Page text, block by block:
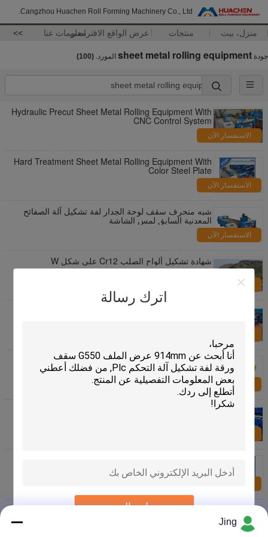
Cangzhou Huachen Roll Forming Machinery Co., Ltd.
منزل، بيت منتجات عرض الواقع الافتراضيمعلومات عنا >>
اترك رسالة
إرسال
جودة sheet metal rolling equipment المورد. (100)
Hydraulic Precut Sheet Metal Rolling Equipment With
CNC Control System
الاستفسار الآن
Hard Treatment Sheet Metal Rolling Equipment With
Color Steel Plate
الاستفسار الآن
شبه منحرف سقف لوحة الجدار لفة تشكيل آلة الصفائح
المعدنية السابق لمس الشاشة
الاستفسار الآن
شهادة تشكيل ألواح الصلب Cr12 على شكل W
الاستفسار الآن
طبقة مزدوجة ورقة معدنية ملونة لفة تشكيل آلات ورقة
ورقة 1250mm
الاستفسار الآن
Noiseless Double Sheet Metal Forming Equipment
تشكيل 4-8 م / دقيقة
الاستفسار الآن
Jing